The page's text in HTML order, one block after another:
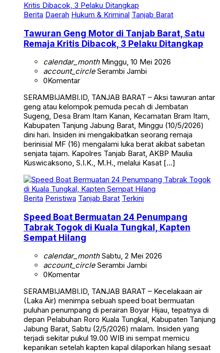
Berita Daerah Hukum & Kriminal Tanjab Barat
Remaja Kritis Dibacok, 3 Pelaku Ditangkap
account_circleSerambi Jambi
0Komentar
geng atau kelompok pemuda pecah di Jembatan
Sugeng, Desa Bram Itam Kanan, Kecamatan Bram Itam,
Kabupaten Tanjung Jabung Barat, Minggu (10/5/2026)
dini hari. Insiden ini mengakibatkan seorang remaja
berinisial MF (16) mengalami luka berat akibat sabetan
senjata tajam. Kapolres Tanjab Barat, AKBP Maulia
Kuswicaksono, S.I.K., M.H., melalui Kasat […]
Berita Peristiwa Tanjab Barat Terkini
Tabrak Togok di Kuala Tungkal, Kapten
Sempat Hilang
account_circleSerambi Jambi
0Komentar
(Laka Air) menimpa sebuah speed boat bermuatan
puluhan penumpang di perairan Boyar Hijau, tepatnya di
depan Pelabuhan Roro Kuala Tungkal, Kabupaten Tanjung
Jabung Barat, Sabtu (2/5/2026) malam. Insiden yang
terjadi sekitar pukul 19.00 WIB ini sempat memicu
kepanikan setelah kapten kapal dilaporkan hilang sesaat
setelah kejadian. Namun, setelah dilakukan […]